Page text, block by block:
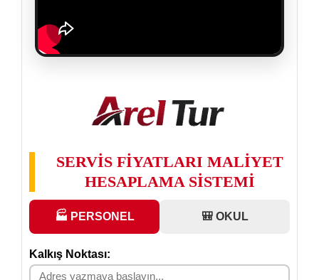
SERVİS FİYATLARI MALİYET
HESAPLAMA SİSTEMİ
🏭 PERSONEL 🎒 OKUL
Kalkış Noktası: